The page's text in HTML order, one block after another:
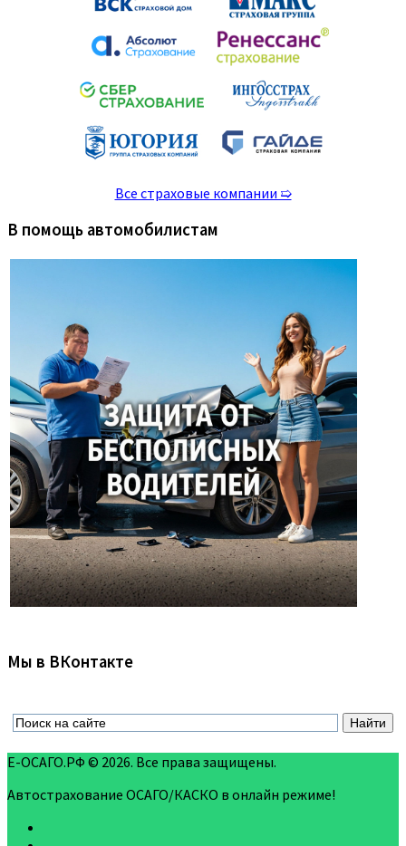
Все страховые компании ➯
В помощь автомобилистам
Мы в ВКонтакте
Е-ОСАГО.РФ © 2026. Все права защищены.
Автострахование ОСАГО/КАСКО в онлайн режиме!